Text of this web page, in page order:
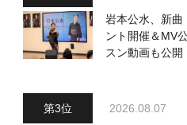
岩本公水、新曲
ント開催＆MV
スン動画も公開
2026.08.07